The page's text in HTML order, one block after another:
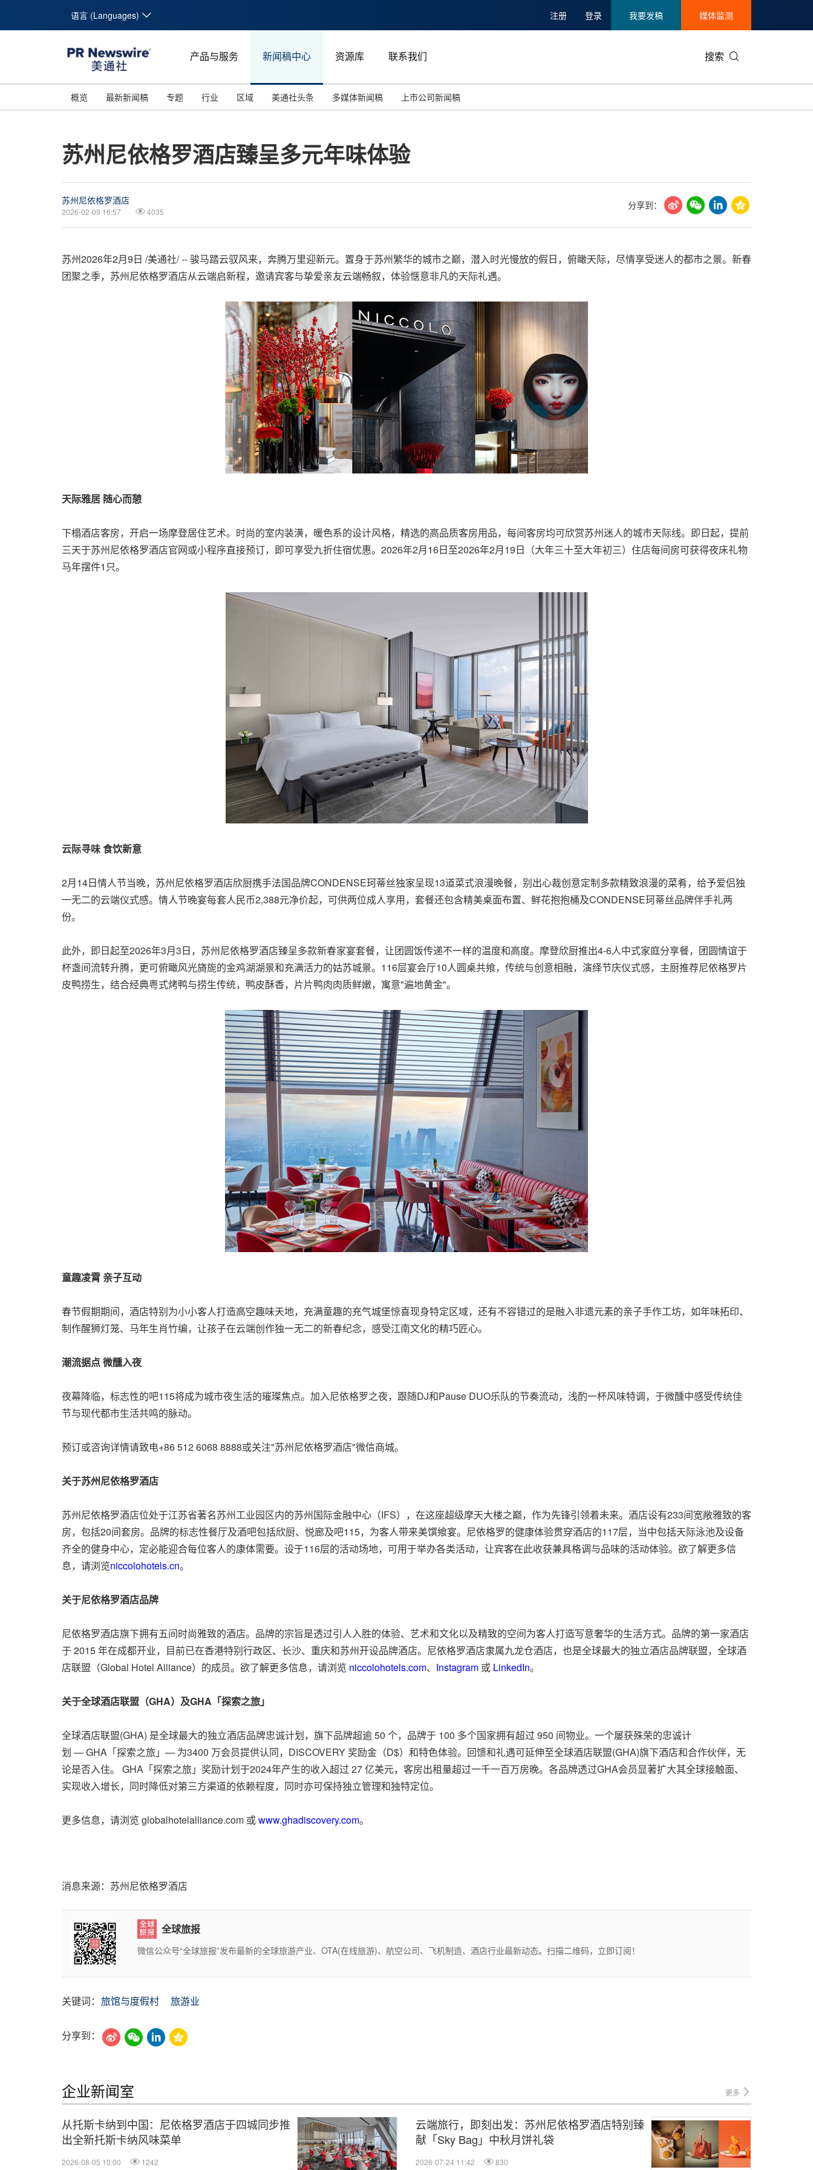
语言 (Languages) 注册 登录 我要发稿 媒体监测
产品与服务 新闻稿中心 资源库 联系我们 搜索
概览 最新新闻稿 专题
美国临床肿瘤学会(ASCO)
行业 区域 美通社头条 多媒体新闻稿 上市公司新闻稿
苏州尼依格罗酒店臻呈多元年味体验
苏州尼依格罗酒店
2026-02-09 16:57 4035
分享到：
苏州2026年2月9日 /美通社/ -- 骏马踏云驭风来，奔腾万里迎新元。置身于苏州繁华的城市之巅，潜入时光慢放的假日，俯瞰天际，尽情享受迷人的都市之景。新春
团聚之季，苏州尼依格罗酒店从云端启新程，邀请宾客与挚爱亲友云端畅叙，体验惬意非凡的天际礼遇。
天际雅居 随心而憩
下榻酒店客房，开启一场摩登居住艺术。时尚的室内装潢，暖色系的设计风格，精选的高品质客房用品，每间客房均可欣赏苏州迷人的城市天际线。即日起，提前
三天于苏州尼依格罗酒店‍官网或小程序直接预订，即可享受九折住宿优惠。2026年2月16日至2026年2月19日（大年三十至大年初三）住店每间房可获得夜床礼物
马年摆件1只。
云际寻味食饮新意
2月14日情人节当晚，苏州尼依格罗酒店欣厨携手法国品牌CONDENSE珂蒂丝独家呈现13道菜式浪漫晚餐，别出心裁创意定制多款精致浪漫的菜肴，给予爱侣独
一无二的云端仪式感。情人节晚宴每套人民币2,388元净价起，可供两位成人享用，套餐还包含精美桌面布置、鲜花抱抱桶及CONDENSE珂蒂丝品牌伴手礼两
份。
此外，即日起至2026年3月3日，苏州尼依格罗酒店臻呈多款新春家宴套餐，让团圆饭传递不一样的温度和高度。摩登欣厨推出4-6人中式家庭分享餐，团圆情谊于
杯盏间流转升腾，更可俯瞰风光旖旎的金鸡湖湖景和充满活力的姑苏城景。116层宴会厅10人圆桌共飨，传统与创意相融，演绎节庆仪式感，主厨推荐尼依格罗片
皮鸭捞生，结合经典粤式烤鸭与捞生传统，鸭皮酥香，片片鸭肉肉质鲜嫩，寓意"遍地黄金"。
童趣凌霄 亲子互动
春节假期期间，酒店特别为小小客人打造高空趣味天地，充满童趣的充气城堡惊喜现身特定区域，还有不容错过的是融入非遗元素的亲子手作工坊，如年味拓印、
制作醒狮灯笼、马年生肖竹编，让孩子在云端创作独一无二的新春纪念，感受江南文化的精巧匠心。
潮流据点微醺入夜
夜幕降临，标志性的吧115将成为城市夜生活的璀璨焦点。加入尼依格罗之夜，跟随DJ和Pause DUO乐队的节奏流动，浅酌一杯风味特调，于微醺中感受传统佳
节与现代都市生活共鸣的脉动。
预订或咨询详情请致电+86 512 6068 8888或关注"苏州尼依格罗酒店"微信商城。
关于苏州尼依格罗酒店
苏州尼依格罗酒店位处于江苏省著名苏州工业园区内的苏州国际金融中心（IFS），在这座超级摩天大楼之巅，作为先锋引领着未来。酒店设有233间宽敞雅致的客
房，包括20间套房。品牌的标志性餐厅及酒吧包括欣厨、悦廊及吧115，为客人带来美馔飨宴。尼依格罗的健康体验贯穿酒店的117层，当中包括天际泳池及设备
齐全的健身中心，定必能迎合每位客人的康体需要。设于116层的活动场地，可用于举办各类活动，让宾客在此收获兼具格调与品味的活动体验。欲了解更多信
息，请浏览niccolohotels.cn。
关于尼依格罗酒店品牌
尼依格罗酒店旗下拥有五间时尚雅致的酒店。品牌的宗旨是透过引人入胜的体验、艺术和文化以及精致的空间为客人打造写意奢华的生活方式。品牌的第一家酒店
于 2015 年在成都开业，目前已在香港特别行政区、长沙、重庆和苏州开设品牌酒店。尼依格罗酒店隶属九龙仓酒店，也是全球最大的独立酒店品牌联盟，全球酒
店联盟（Global Hotel Alliance）的成员。欲了解更多信息，请浏览 niccolohotels.com、 Instagram 或 LinkedIn。
关于全球酒店联盟 （GHA）及GHA 「探索之旅」
全球酒店联盟(GHA) 是全球最大的独立酒店品牌忠诚计划，旗下品牌超逾 50 个，品牌于 100 多个国家拥有超过 950 间物业。一个屡获殊荣的忠诚计
划 — GHA「探索之旅」— 为3400 万会员提供认同，DISCOVERY 奖励金（D$）和特色体验。回馈和礼遇可延伸至全球酒店联盟(GHA)旗下酒店和合作伙伴，无
论是否入住。 GHA「探索之旅」奖励计划于2024年产生的收入超过 27 亿美元，客房出租量超过一千一百万房晚。各品牌透过GHA会员显著扩大其全球接触面、
实现收入增长，同时降低对第三方渠道的依赖程度，同时亦可保持独立管理和独特定位。
更多信息，请浏览 globalhotelalliance.com 或www.ghadiscovery.com。
消息来源：苏州尼依格罗酒店
全球旅报
微信公众号“全球旅报”发布最新的全球旅游产业、OTA(在线旅游)、航空公司、飞机制造、酒店行业最新动态。扫描二维码，立即订阅！
关键词： 旅馆与度假村 旅游业
分享到：
企业新闻室 更多
从托斯卡纳到中国：尼依格罗酒店于四城同步推
出全新托斯卡纳风味菜单
2026-08-05 10:00 1242
云端旅行，即刻出发：苏州尼依格罗酒店特别臻
献「Sky Bag」中秋月饼礼袋
2026-07-24 11:42 830